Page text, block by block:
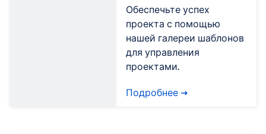
Обеспечьте успех
проекта с помощью
нашей галереи шаблонов
для управления
проектами.
Подробнее